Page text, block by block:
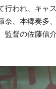
行われ、キャ
奈、本郷奏多
監督の佐藤信